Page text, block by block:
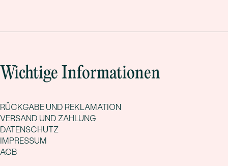
Wichtige Informationen
RÜCKGABE UND REKLAMATION
VERSAND UND ZAHLUNG
DATENSCHUTZ
IMPRESSUM
AGB